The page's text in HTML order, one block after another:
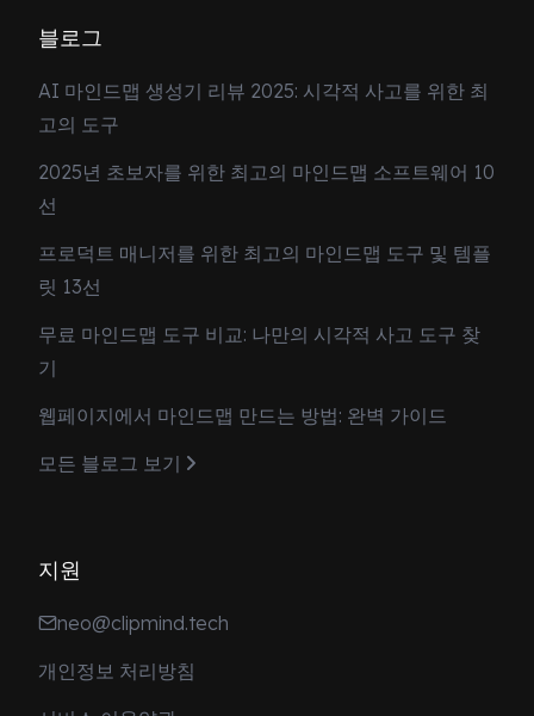
블로그
AI 마인드맵 생성기 리뷰 2025: 시각적 사고를 위한 최
고의 도구
2025년 초보자를 위한 최고의 마인드맵 소프트웨어 10
선
프로덕트 매니저를 위한 최고의 마인드맵 도구 및 템플
릿 13선
무료 마인드맵 도구 비교: 나만의 시각적 사고 도구 찾
기
웹페이지에서 마인드맵 만드는 방법: 완벽 가이드
모든 블로그 보기
지원
neo@clipmind.tech
개인정보 처리방침